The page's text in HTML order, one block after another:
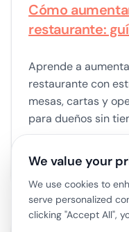
Cómo
restaurante:
Aprende a
restaurante con
mesas, cartas y
para dueños sin
6/8/2026
We value your
We use cookies to
serve personalized
clicking "Accept All",